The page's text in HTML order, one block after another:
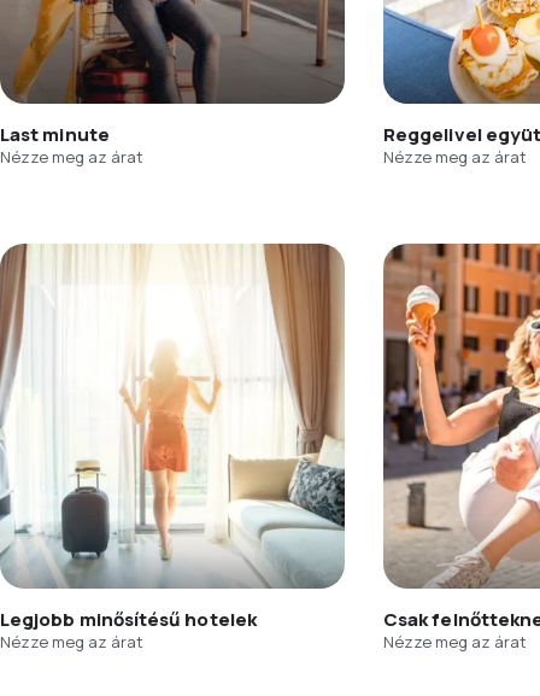
Last minute
Nézze meg az árat
Reggelivel
Nézze meg az árat
Legjobb minősítésű hotelek
Nézze meg az árat
Csak
Nézze meg az árat